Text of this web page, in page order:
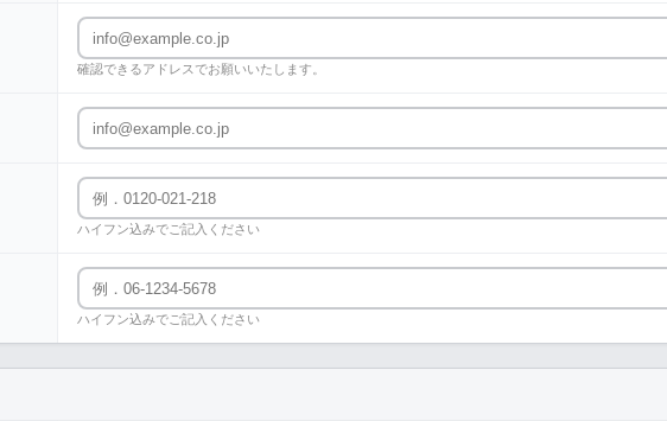
確認できるアドレスでお願いいたします。
ハイフン込みでご記入ください
ハイフン込みでご記入ください